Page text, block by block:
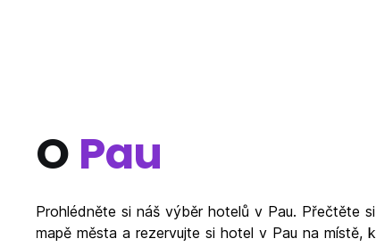
O Pau
Prohlédněte si náš výběr hotelů v Pau. Přečtěte
mapě města a rezervujte si hotel v Pau na